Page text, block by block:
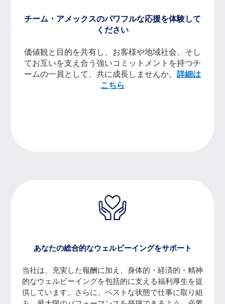
チーム・アメックスのパワフルな応援を体験して
ください
価値観と目的を共有し、お客様や地域社会、そし
てお互いを支え合う強いコミットメントを持つチ
ームの一員として、共に成長しませんか。 詳細は
こちら
あなたの総合的なウェルビーイングをサポート
当社は、充実した報酬に加え、身体的・経済的・精神
的なウェルビーイングを包括的に支える福利厚生を提
供しています。さらに、ベストな状態で仕事に取り組